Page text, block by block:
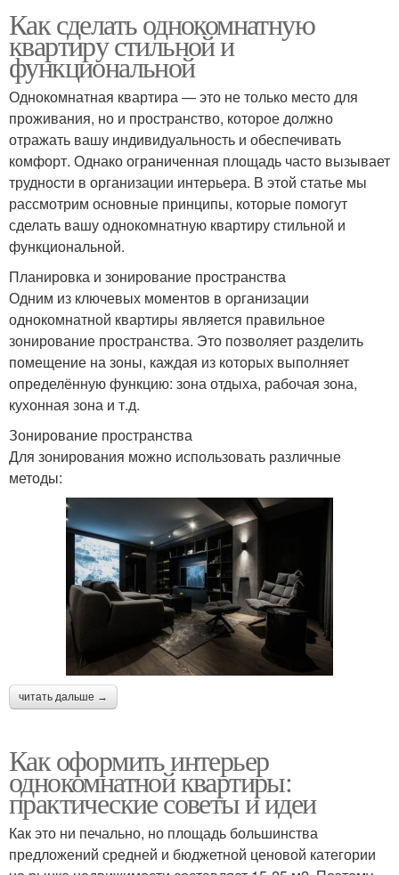
Как сделать однокомнатную
квартиру стильной и
функциональной
Однокомнатная квартира — это не только место для
проживания, но и пространство, которое должно
отражать вашу индивидуальность и обеспечивать
комфорт. Однако ограниченная площадь часто вызывает
трудности в организации интерьера. В этой статье мы
рассмотрим основные принципы, которые помогут
сделать вашу однокомнатную квартиру стильной и
функциональной.
Планировка и зонирование пространства
Одним из ключевых моментов в организации
однокомнатной квартиры является правильное
зонирование пространства. Это позволяет разделить
помещение на зоны, каждая из которых выполняет
определённую функцию: зона отдыха, рабочая зона,
кухонная зона и т.д.
Зонирование пространства
Для зонирования можно использовать различные
методы:
читать дальше →
Как оформить интерьер
однокомнатной квартиры:
практические советы и идеи
Как это ни печально, но площадь большинства
предложений средней и бюджетной ценовой категории